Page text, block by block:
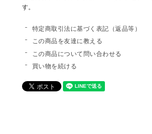
す。
特定商取引法に基づく表記（返品等）
この商品を友達に教える
この商品について問い合わせる
買い物を続ける